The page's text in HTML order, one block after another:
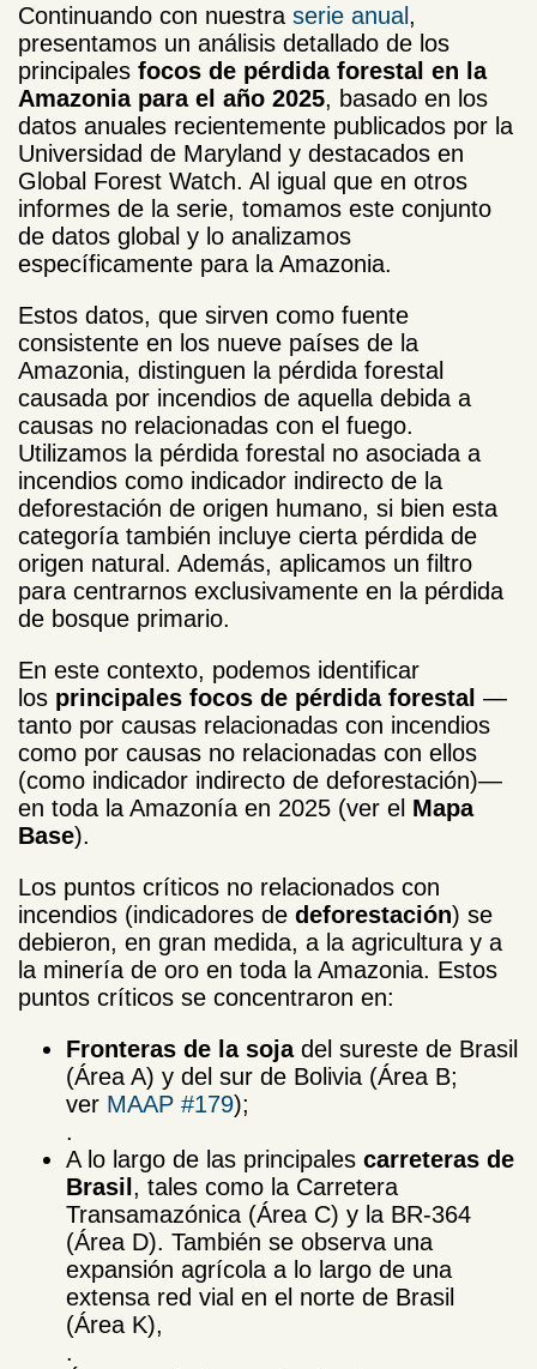
Continuando con nuestra serie anual,
presentamos un análisis detallado de los
principales focos de pérdida forestal en la
Amazonia para el año 2025, basado en los
datos anuales recientemente publicados por la
Universidad de Maryland y destacados en
Global Forest Watch. Al igual que en otros
informes de la serie, tomamos este conjunto
de datos global y lo analizamos
específicamente para la Amazonia.
Estos datos, que sirven como fuente
consistente en los nueve países de la
Amazonia, distinguen la pérdida forestal
causada por incendios de aquella debida a
causas no relacionadas con el fuego.
Utilizamos la pérdida forestal no asociada a
incendios como indicador indirecto de la
deforestación de origen humano, si bien esta
categoría también incluye cierta pérdida de
origen natural. Además, aplicamos un filtro
para centrarnos exclusivamente en la pérdida
de bosque primario.
En este contexto, podemos identificar
los principales focos de pérdida forestal —
tanto por causas relacionadas con incendios
como por causas no relacionadas con ellos
(como indicador indirecto de deforestación)—
en toda la Amazonía en 2025 (ver el Mapa
Base).
Los puntos críticos no relacionados con
incendios (indicadores de deforestación) se
debieron, en gran medida, a la agricultura y a
la minería de oro en toda la Amazonia. Estos
puntos críticos se concentraron en:
Fronteras de la sojadel sureste de Brasil
(Área A) y del sur de Bolivia (Área B;
ver MAAP #179);
.
A lo largo de las principales carreteras de
Brasil, tales como la Carretera
Transamazónica (Área C) y la BR-364
(Área D). También se observa una
expansión agrícola a lo largo de una
extensa red vial en el norte de Brasil
(Área K),
.